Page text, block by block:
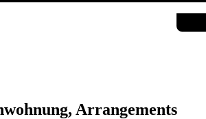
Arrangements